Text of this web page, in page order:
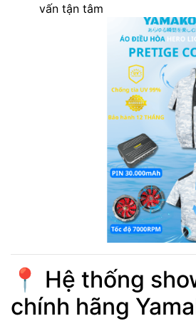
vấn tận tâm
📍 Hệ thống
chính hãng